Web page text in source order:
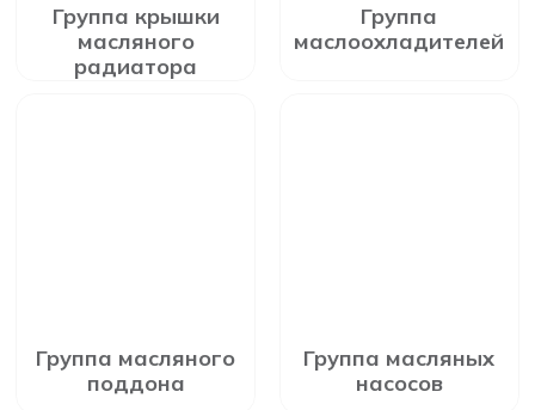
Группа крышки
масляного
радиатора
Группа
маслоохладителей
Группа масляного
поддона
Группа масляных
насосов